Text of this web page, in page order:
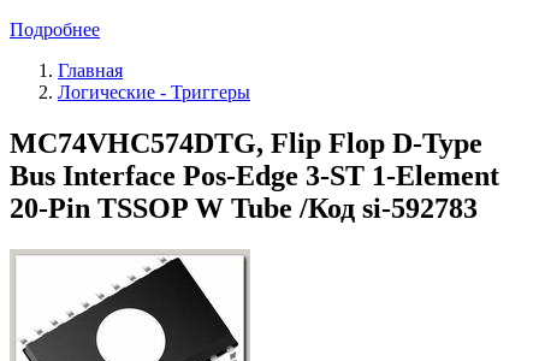
Подробнее
Главная
Логические - Триггеры
MC74VHC574DTG, Flip Flop D-Type
Bus Interface Pos-Edge 3-ST 1-Element
20-Pin TSSOP W Tube /Код si-592783